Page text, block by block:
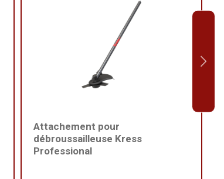
Attachement pour
débroussailleuse Kress
Professional